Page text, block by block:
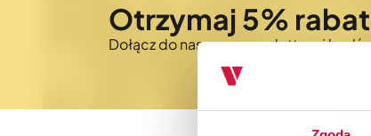
Otrzymaj 5%
Dołącz do naszego newslettera i